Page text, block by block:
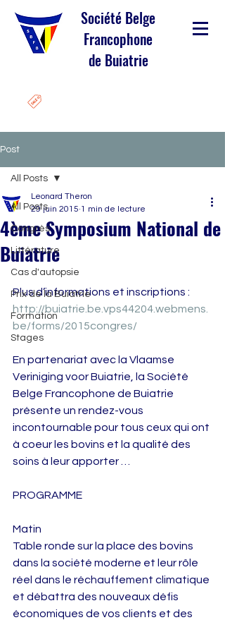
Société Belge
Francophone
de Buiatrie
Post
All Posts
Congrès
Littérature
Cas d'autopsie
Prix de la Buiatrie
Formation
Stages
All Posts
4ème Symposium National de
Buiatrie
Leonard Theron
29 juin 2015 1 min de lecture
Plus d’informations et inscriptions :
http://buiatrie.be.vps44204.webmens.
be/forms/2015congres/
En partenariat avec la Vlaamse
Veriniging voor Buiatrie, la Société
Belge Francophone de Buiatrie
présente un rendez-vous
incontournable pour tous ceux qui ont
à coeur les bovins et la qualité des
soins à leur apporter …
PROGRAMME
Matin
Table ronde sur la place des bovins
dans la société moderne et leur rôle
réel dans le réchauffement climatique
et débattra des nouveaux défis
économiques de vos clients et des